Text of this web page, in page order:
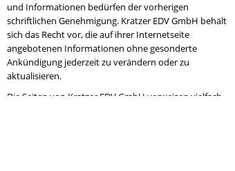
und Informationen bedürfen der vorherigen
schriftlichen Genehmigung. Kratzer EDV GmbH behält
sich das Recht vor, die auf ihrer Internetseite
angebotenen Informationen ohne gesonderte
Ankündigung jederzeit zu verändern oder zu
aktualisieren.
Die Seiten von Kratzer EDV GmbH verweisen vielfach